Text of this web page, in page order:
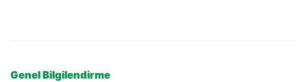
Genel Bilgilendirme